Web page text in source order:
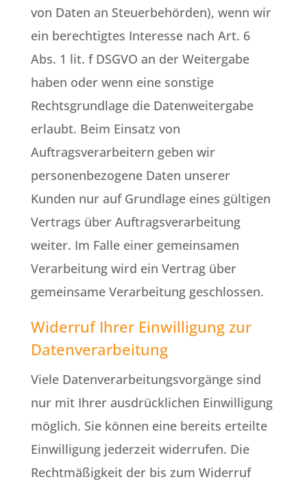
von Daten an Steuerbehörden), wenn wir
ein berechtigtes Interesse nach Art. 6
Abs. 1 lit. f DSGVO an der Weitergabe
haben oder wenn eine sonstige
Rechtsgrundlage die Datenweitergabe
erlaubt. Beim Einsatz von
Auftragsverarbeitern geben wir
personenbezogene Daten unserer
Kunden nur auf Grundlage eines gültigen
Vertrags über Auftragsverarbeitung
weiter. Im Falle einer gemeinsamen
Verarbeitung wird ein Vertrag über
gemeinsame Verarbeitung geschlossen.
Widerruf Ihrer Einwilligung zur
Datenverarbeitung
Viele Datenverarbeitungsvorgänge sind
nur mit Ihrer ausdrücklichen Einwilligung
möglich. Sie können eine bereits erteilte
Einwilligung jederzeit widerrufen. Die
Rechtmäßigkeit der bis zum Widerruf